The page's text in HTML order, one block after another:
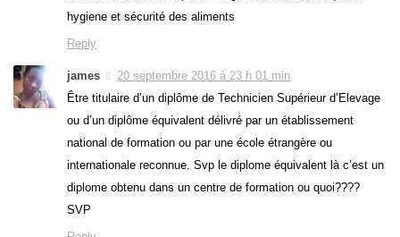
hygiene et sécurité des aliments
Reply
james
20 septembre 2016 à 23 h 01 min
Être titulaire d’un diplôme de Technicien Supérieur d’Elevage
ou d’un diplôme équivalent délivré par un établissement
national de formation ou par une école étrangère ou
internationale reconnue. Svp le diplome équivalent là c’est un
diplome obtenu dans un centre de formation ou quoi????
SVP